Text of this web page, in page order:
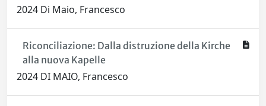
2024 Di Maio, Francesco
Riconciliazione: Dalla distruzione della Kirche
alla nuova Kapelle
2024 DI MAIO, Francesco